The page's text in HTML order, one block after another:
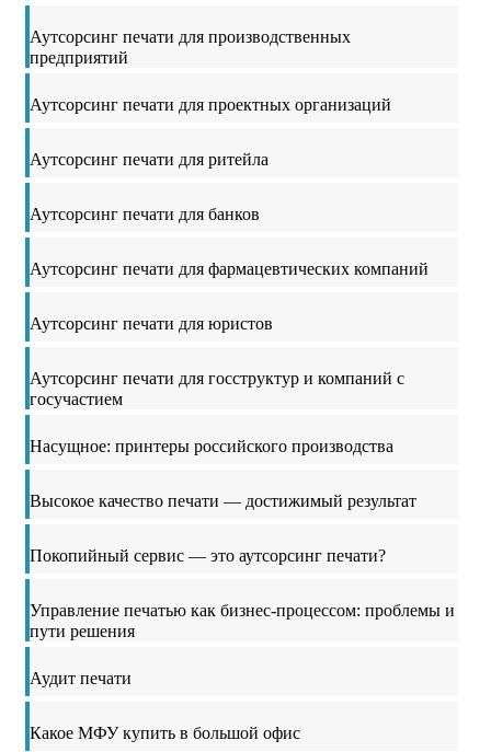
Аутсорсинг печати для производственных
предприятий
Аутсорсинг печати для проектных организаций
Аутсорсинг печати для ритейла
Аутсорсинг печати для банков
Аутсорсинг печати для фармацевтических компаний
Аутсорсинг печати для юристов
Аутсорсинг печати для госструктур и компаний с
госучастием
Насущное: принтеры российского производства
Высокое качество печати — достижимый результат
Покопийный сервис — это аутсорсинг печати?
Управление печатью как бизнес-процессом: проблемы и
пути решения
Аудит печати
Какое МФУ купить в большой офис